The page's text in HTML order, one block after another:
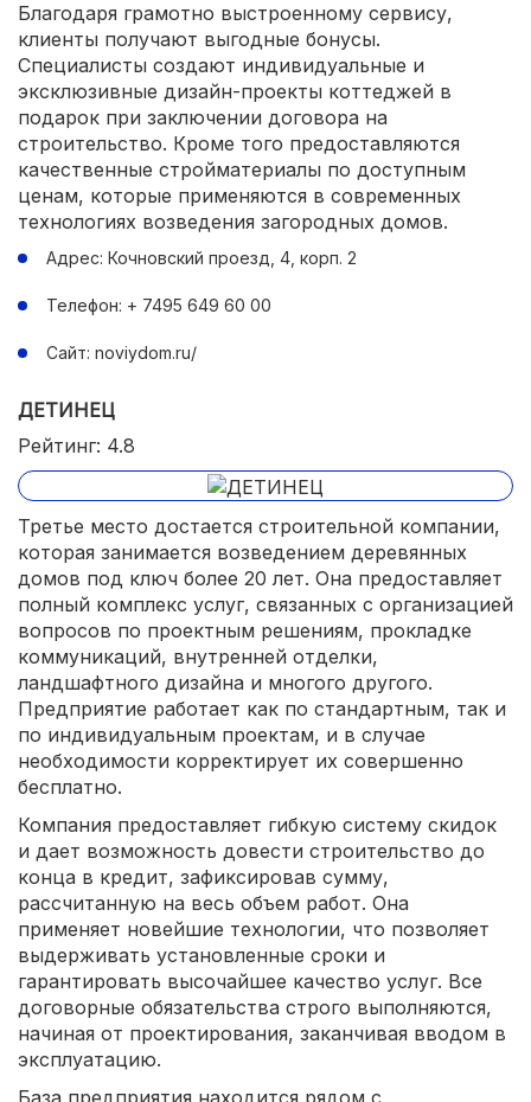
Благодаря грамотно выстроенному сервису,
клиенты получают выгодные бонусы.
Специалисты создают индивидуальные и
эксклюзивные дизайн-проекты коттеджей в
подарок при заключении договора на
строительство. Кроме того предоставляются
качественные стройматериалы по доступным
ценам, которые применяются в современных
технологиях возведения загородных домов.
Адрес: Кочновский проезд, 4, корп. 2
Телефон: + 7495 649 60 00
Сайт: noviydom.ru/
ДЕТИНЕЦ
Рейтинг: 4.8
Третье место достается строительной компании,
которая занимается возведением деревянных
домов под ключ более 20 лет. Она предоставляет
полный комплекс услуг, связанных с организацией
вопросов по проектным решениям, прокладке
коммуникаций, внутренней отделки,
ландшафтного дизайна и многого другого.
Предприятие работает как по стандартным, так и
по индивидуальным проектам, и в случае
необходимости корректирует их совершенно
бесплатно.
Компания предоставляет гибкую систему скидок
и дает возможность довести строительство до
конца в кредит, зафиксировав сумму,
рассчитанную на весь объем работ. Она
применяет новейшие технологии, что позволяет
выдерживать установленные сроки и
гарантировать высочайшее качество услуг. Все
договорные обязательства строго выполняются,
начиная от проектирования, заканчивая вводом в
эксплуатацию.
База предприятия находится рядом с